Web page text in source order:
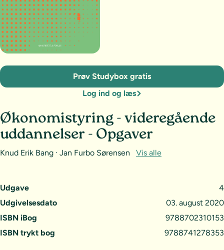
Udgave
4
Udgivelsesdato
03. august 2020
ISBN iBog
9788702310153
ISBN trykt bog
9788741278353
Økonomistyring - videregående
uddannelser - Opgaver
Knud Erik Bang · Jan Furbo Sørensen Vis alle
Prøv Studybox gratis
Log ind og læs